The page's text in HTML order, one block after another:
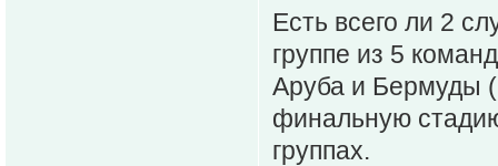
Есть всего ли 2
группе из 5
Аруба и Бермуды
финальную
группах.